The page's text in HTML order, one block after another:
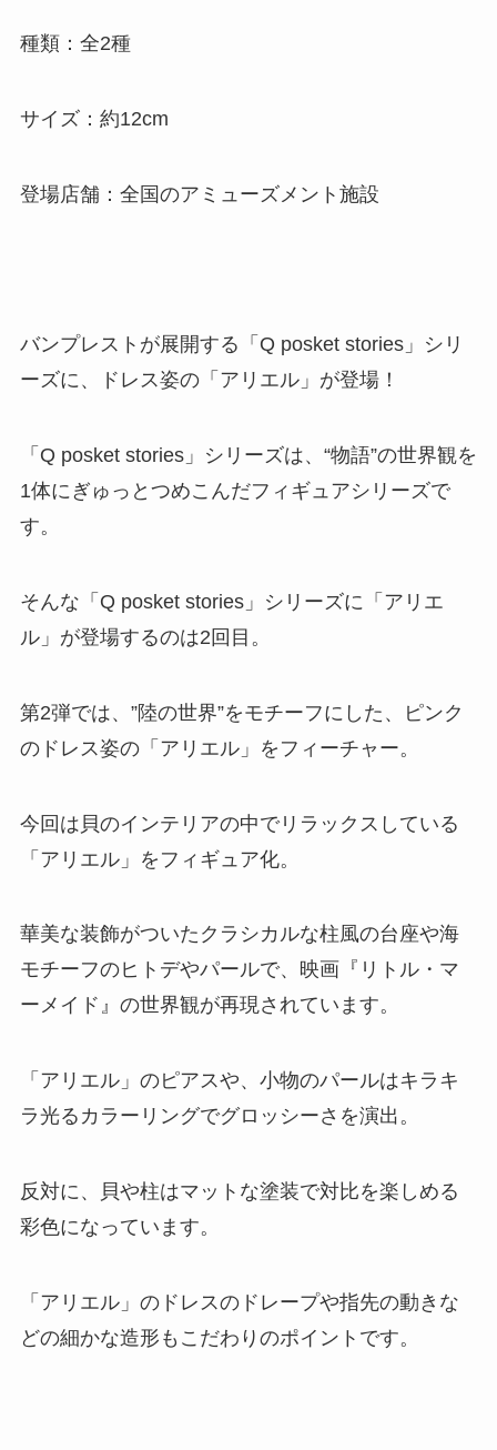
種類：全2種
サイズ：約12cm
登場店舗：全国のアミューズメント施設
バンプレストが展開する「Q posket stories」シリ
ーズに、ドレス姿の「アリエル」が登場！
「Q posket stories」シリーズは、“物語”の世界観を
1体にぎゅっとつめこんだフィギュアシリーズで
す。
そんな「Q posket stories」シリーズに「アリエ
ル」が登場するのは2回目。
第2弾では、”陸の世界”をモチーフにした、ピンク
のドレス姿の「アリエル」をフィーチャー。
今回は貝のインテリアの中でリラックスしている
「アリエル」をフィギュア化。
華美な装飾がついたクラシカルな柱風の台座や海
モチーフのヒトデやパールで、映画『リトル・マ
ーメイド』の世界観が再現されています。
「アリエル」のピアスや、小物のパールはキラキ
ラ光るカラーリングでグロッシーさを演出。
反対に、貝や柱はマットな塗装で対比を楽しめる
彩色になっています。
「アリエル」のドレスのドレープや指先の動きな
どの細かな造形もこだわりのポイントです。